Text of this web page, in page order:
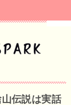
伝説は実話